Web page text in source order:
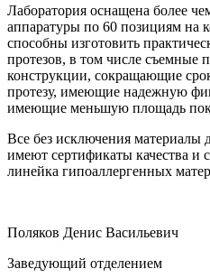
Лаборатория оснащена более
аппаратуры по 60 позициям на
способны изготовить
протезов, в том числе съемные
конструкции, сокращающие
протезу, имеющие надежную
имеющие меньшую площадь
Все без исключения материалы
имеют сертификаты качества и
линейка гипоаллергенных
Поляков Денис Васильевич
Заведующий отделением